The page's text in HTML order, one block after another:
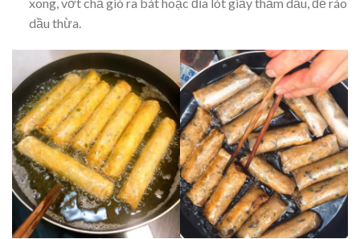
dầu thừa.